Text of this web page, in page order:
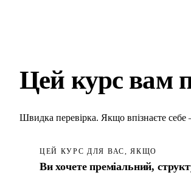
Цей курс вам
Швидка перевірка. Якщо впізнаєте
ЦЕЙ КУРС ДЛЯ ВАС, ЯКЩО
Ви хочете преміальний,